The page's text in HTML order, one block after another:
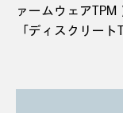
ァームウェアTPM
「ディスクリート